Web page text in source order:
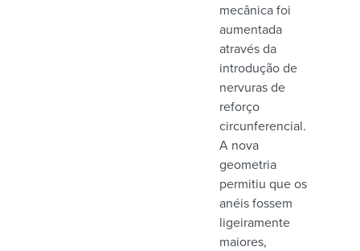
mecânica foi
aumentada
através da
introdução de
nervuras de
reforço
circunferencial.
A nova
geometria
permitiu que os
anéis fossem
ligeiramente
maiores,